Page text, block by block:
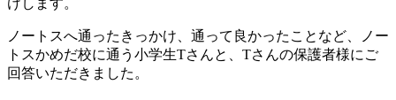
ノートスへ通ったきっかけ、通って良かったことなど、ノー
トスかめだ校に通う小学生Tさんと、Tさんの保護者様にご
回答いただきました。